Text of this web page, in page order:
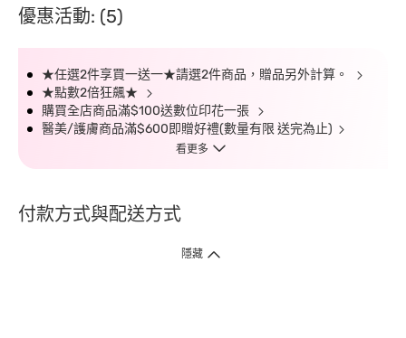
優惠活動: (5)
★任選2件享買一送一★請選2件商品，贈品另外計算。
★點數2倍狂飆★
購買全店商品滿$100送數位印花一張
醫美/護膚商品滿$600即贈好禮(數量有限 送完為止)
看更多
付款方式與配送方式
隱藏